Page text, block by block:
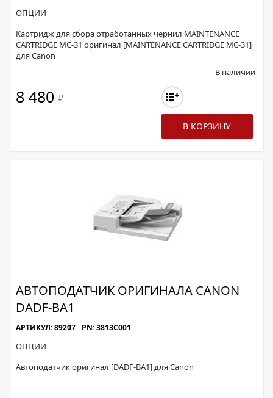
ОПЦИИ
Картридж для сбора отработанных чернил MAINTENANCE
CARTRIDGE MC-31 оригинал [MAINTENANCE CARTRIDGE MC-31]
для Canon
В наличии
8 480 Р
В КОРЗИНУ
АВТОПОДАТЧИК ОРИГИНАЛА CANON
DADF-BA1
АРТИКУЛ: 89207 PN: 3813C001
ОПЦИИ
Автоподатчик оригинал [DADF-BA1] для Canon